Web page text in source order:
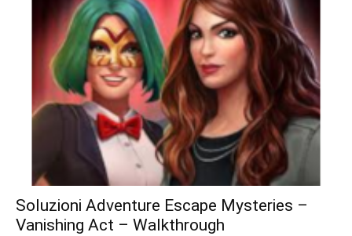
Soluzioni Adventure Escape Mysteries –
Vanishing Act – Walkthrough